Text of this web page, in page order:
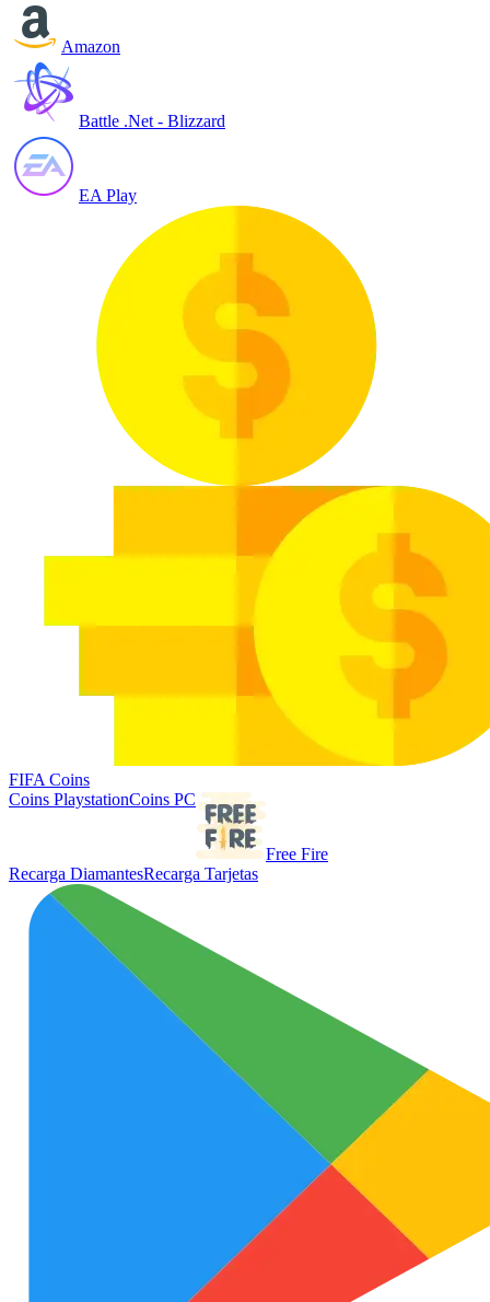
Amazon
Battle .Net - Blizzard
EA Play
FIFA Coins
Coins PlaystationCoins PC
Free Fire
Recarga DiamantesRecarga Tarjetas